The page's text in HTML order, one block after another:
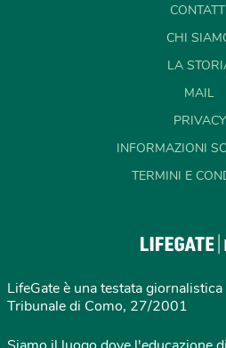
CHI
LA
MAIL
PRIVACY
INFORMAZIONI
TERMINI E
LifeGate è una testata
Tribunale di Como, 27/2001